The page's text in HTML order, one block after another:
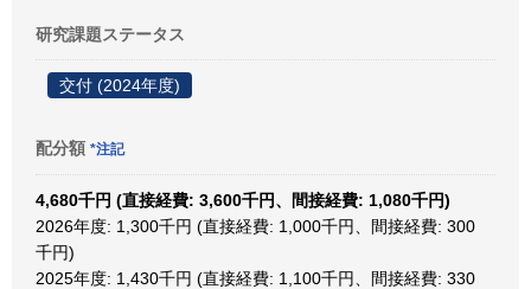
研究課題ステータス
交付 (2024年度)
配分額 *注記
4,680千円 (直接経費: 3,600千円、間接経費: 1,080千円)
2026年度: 1,300千円 (直接経費: 1,000千円、間接経費: 300
千円)
2025年度: 1,430千円 (直接経費: 1,100千円、間接経費: 330